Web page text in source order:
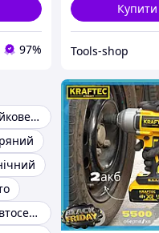
97%
Купити
Tools-shop
Професійний гайковерт
Гайковерт для автосервісу